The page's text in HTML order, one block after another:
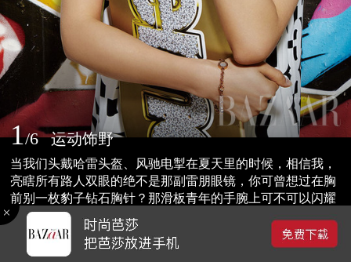
1/6 运动饰野
当我们头戴哈雷头盔、风驰电掣在夏天里的时候，相信我，
亮瞎所有路人双眼的绝不是那副雷朋眼镜，你可曾想过在胸
前别一枚豹子钻石胸针？那滑板青年的手腕上可不可以闪耀
满天星钻的光辉？其实我们就是想说：高级珠宝、超炫配
饰，所能熠熠生辉的搭档，一定不仅仅是华美的礼服。瞧，
夏日里的每一项超酷感运动都受得起野性珠宝的青睐！
2014-09-06 17:17
0